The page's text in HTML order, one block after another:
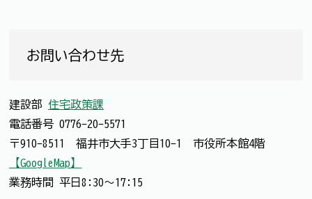
お問い合わせ先
建設部 住宅政策課
電話番号 0776-20-5571
〒910-8511 福井市大手3丁目10-1 市役所本館4階
【GoogleMap】
業務時間 平日8:30～17:15